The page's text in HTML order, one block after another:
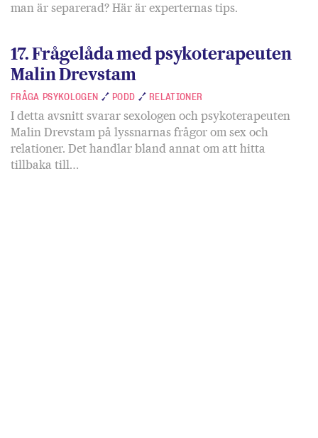
man är separerad? Här är experternas tips.
17. Frågelåda med psykoterapeuten
Malin Drevstam
FRÅGA PSYKOLOGEN PODD RELATIONER
I detta avsnitt svarar sexologen och psykoterapeuten
Malin Drevstam på lyssnarnas frågor om sex och
relationer. Det handlar bland annat om att hitta
tillbaka till…